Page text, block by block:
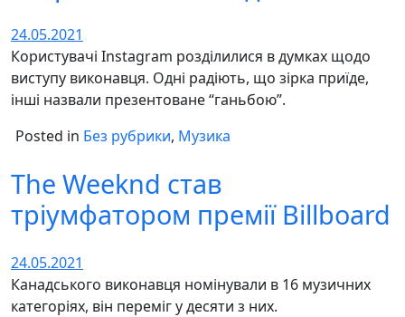
24.05.2021
Користувачі Instagram розділилися в думках щодо
виступу виконавця. Одні радіють, що зірка приїде,
інші назвали презентоване “ганьбою”.
Posted in Без рубрики, Музика
The Weeknd став
тріумфатором премії Billboard
24.05.2021
Канадського виконавця номінували в 16 музичних
категоріях, він переміг у десяти з них.